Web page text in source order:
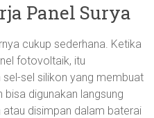
Panel Surya
cukup sederhana. Ketika
fotovoltaik, itu
sel silikon yang membuat
bisa digunakan langsung
atau disimpan dalam baterai